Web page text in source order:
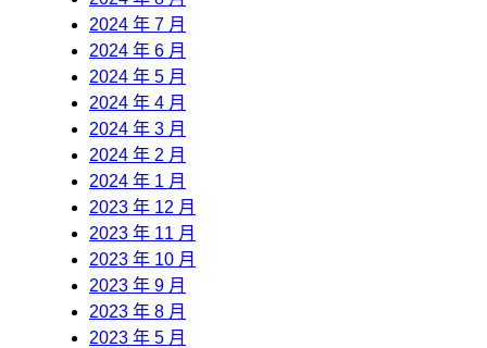
2024 年 7 月
2024 年 6 月
2024 年 5 月
2024 年 4 月
2024 年 3 月
2024 年 2 月
2024 年 1 月
2023 年 12 月
2023 年 11 月
2023 年 10 月
2023 年 9 月
2023 年 8 月
2023 年 5 月